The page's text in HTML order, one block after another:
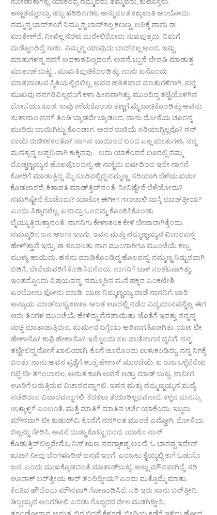
ನೋಡಾಕಾಗಲ್ಲ. ಯಾಕಂದ್ರೆ ನಮ್ಮವರು, ತಮ್ಮವರು, ಕುಲೊಸ್ತರು,
ಅಣ್ಣತಮ್ಮಂದ್ರು, ಹಬ್ಬ ಹರಿದಿನಗಳು, ಅನ್ನುವಂತ ಕಕ್ಕುಲಾತಿ ಅಂಬೋದು.
ನಮ್ಮನ್ನ ಬಾದ್‌ಸಂಗೆ ನಿಮ್ಮುನ್ನ ಬಾದ್‌ಸಲ್ಲ ಕಣಣ್ಣ, ಅದಿಕ್ಕೆ ನಾನು ಈ
ಮಾತೇಳ್‌ದೆ. ನೀವೆಲ್ಲ ನೆರಳು ಮರೇಲಿರೋರು ಸುಖಪುತ್ರರು, ನಿಮಗೆ
ದುಡ್ಡೊಂದಿದ್ರೆ ಸಾಕು, ನಿಮ್ಮನ್ನ ಯಾವುದು ಬಾದ್‌ಸಲ್ಲ ಅಂದ. ಇಷ್ಟು
ಮಾತುಗಳನ್ನ ನನಗೆ ಅವಕಾಶವಿಲ್ಲದಂಗೆ. ಅವನೊಬ್ಬನೆ ಲೇವಡಿ ಮಾಡುತ್ತ
ಮಾತಾಡ್ ಬುಟ್ಟ . ಮುಖ ಕಿವುಚಿಕೊಂಡಿತ್ತು. ನಾನು ಏನೊಂದು
ಮಾತನಾಡುವ ಸ್ಥಿತಿಯಲ್ಲಿರಲಿಲ್ಲ. ಅವನ ಹರಿತವಾದ ಮಾತುಗಳಿಗಾಗಿ, ನನ್ನ
ಮುಖವು ನನಗರಿವಿಲ್ಲದಂಗೆ ಕಳಾ ಹೀನವಾಗಿತ್ತು. ಮುಂದಿದ್ದ ತಟ್ಟೆಯೊಳಗಿನ
ದೋಸೆಯು ಕೂಡ, ಕಾವು ಕಳೆದುಕೊಂಡು ತಣ್ಣಗೆ ಮೈ ಚಾಚಿಕೊಂಡಿತ್ತು.ಅವನು
ಸುತಾರಾಂ ನನಗೆ ತಿಂಡಿ ಬ್ಯಾಡವೇ ಬ್ಯಾಡಂದ, ನಾನು ದೋಸೆಯ ಚೂರನ್ನ
ಮುರಿದು ಬಾಯಿಗಿಟ್ಟು ಕೊಂಡಾಗ. ಅದರ ರುಚಿಯೆ ಸರಿಯಾಗ್ಲಿಲ್ಲವೊ? ನನ್
ಬಾಯೆ ರುಚಿಕಳಕಂತೊ? ನಾಗನ ಬಾಯಿಂದ ಬಂದ ಎಲ್ಲ ಮಾತುಗಳು, ನನ್ನ
ಮನಸ್ಸನ್ನ ಅಪ್ಪಟವಾಗಿ ಕುಕ್ಕಿದವು. ಅದು ಯಾಕೆಂದರೆ ಊರಲ್ಲಿ ನಮ್ಮ
ದೊಡ್ಡಣ್ಣಯ್ಯನ ಹೊಲವೊಂದನ್ನ, ಈ ನಾಕೈದು ವರ್ಷದಿಂದ ಇದೇ ನಾಗನೆ
ಕೋರಿಗೆ ಮಾಡುತ್ತಿದ್ದ. ಮೈಸೂರಿನಲ್ಲಿದ್ದ ನಮ್ಮಣ್ಣ, ಸರಿಯಾಗಿ ಬೆಳೆಯ ಖರ್ಚು
ಕೊಡಲಾರದೆ, ಕಿತಾಪತಿ ಮಾಡ್‌ತ್ತಿದ್‌ನಂತೆ. ನೀನಿಷ್ಟೇನೆ ಬೆಳೆಯೋದು?
ನಮಗಿಷ್ಟೇನೆ ಕೊಡೊದು? ಯಾಕೋ ಈಗೀಗ ಗಾಂಚಾಲಿ ಜಾಸ್ತಿ ಮಾಡ್‌ತ್ತೀಯ?
ಎಂದು ಸಿಕ್ಕಾಗಲೆಲ್ಲ, ಏನಾದ್ರು ಒಂದನ್ನು ಕೊಂಕಿಸಿಕೊಂಡು
ಬೈಯ್ಯುತ್ತಿರುತ್ತಾನಂತೆ. ನಾಗನಿಗು ಕೇಳಾತಂಕ ಕೇಳಿ ಬೇಜಾರಾಗಿತ್ತೆಂದು,
ನಮ್ಮೂರಿನ ಜನ ಅಂಗು ಇಂಗು, ಇವನ ಮತ್ತು ನಮ್ಮಣ್ಣಯ್ಯನ ವಿಚಾರವನ್ನ
ಹೇಳ್‌ತ್ತಾನೆ ಇದ್ರು. ಈ ಸಲವಂತು ನಾಗ ಮುಂಗಾರಿಗೂ ಮುಂಚೆಯೆ ಕಲ್ಲು
ಮುಳ್ಳು ಹಾಯಿದು. ಹಸನು ಮಾಡಿಕೊಂಡಿದ್ದ ಹೊಲವನ್ನ, ನಮ್ಮಣ್ಣ ನಿಷ್ಟುರವಾಗಿ
ಬಿಡಿಸಿ, ಬೇರೆಯವರಿಗೆ ಕೊಡಿಸಿದನೆಂದು, ನಾಗನಿಗೆ ಬಾಳ ಸಂಕಟವಾಗಿತ್ತು.
ಇಂತದ್ದೊಂದು ವಿಷಯವನ್ನ, ನಮ್ಮೂರಿನ ಮನೆ ಪಕ್ಕದ ಎಂಕಟೇಶಿ
ಎಂಬೋನು ಫೋನು ಮಾಡಿ. ಯಣ ನಿಮ್ಮಣ್ಣಯ್ಯ ವಾಡೆ ನಾಗನಿಗೆ. ಬಾರಿ
ಅನ್ಯಾಯ ಮಾಡ್‌ಬುಟ್ಟ ಕಣಣ. ಅಂತ ಊರಲ್ಲಿ ನಡೆದ ವಿದ್ಯಮಾನವನ್ನೆಲ್ಲ. ಈಗ
ಆರು ತಿಂಗಳ ಮುಂಚೆಯೆ ಹೇಳಿದ್ದು ನೆನಪಾಯಿತು. ಜೊತೆಗೆ ಇವತ್ತು ನನ್ನನ್ನ
ಚುಚ್ಚಿ ಮಾತಾಡುತ್ತಿರುವ. ಮರ್ಮದ ಬಗ್ಗೆಯು ಅರಿವಾಗತೊಡಗಿತು. ಯಣ ಟೀ
ಹೇಳಾನೊ? ಕಾಫಿ ಹೇಳಾನೊ? ಇನ್ನೊಂದು ಸಲ ವಾಡೆನಾಗನ ದ್ವನಿಗೆ, ನನ್ನ
ತಟ್ಟೇಲಿದ್ದ ದೋಸೆ ಖಾಲಿಯಾಗಿ, ಕೊನೆ ಚೂರೊಂದು ಉಳುಕಂಡಿದ್ದು. ನನ್ನ ನಿಗಕ್ಕೆ
ಬಂತು. ನಾನು ಅವನ ಪ್ರಶ್ನೆಗೆ ಉತ್ರ ಹೇಳಾಕ್ ಮುಂಚೆಯೆ. ಏ ರಾಜ ಒಳ್ಳೆವೆರೆಡು
ಗಟ್ಟಿ ಟೀ ತಗಂಬಾರಲ, ಅನುತ ಕೂಗಿ ಅವನೆ ಆಡ್ರು ಮಾಡ್ ಬುಟ್ಟ. ನಾನೀಗ
ಊರಿಗೆ ಬರುತ್ತಿರುವ ವಿಚಾರವನ್ನಾಗಲಿ. ಇವನ ಮತ್ತು ನಮ್ಮಣ್ಣಯ್ಯನ ಮದ್ಯೆ
ನಡೆದಿರುವ ವಿಚಾರವನ್ನಾಗಲಿ. ಕೆದಕಲು ತಯಾರಿಲ್ಲದವನಾದೆ. ಕಳ್ಳನ ಮನಸ್ಸು
ಉಳ್ಳುಳ್ಳಗೆ ಎಂಬಂತೆ, ಮತ್ತೆ ಮಾತಿಗೆ ಮಾತಿನ ಚರ್ಚೆ ಯಾಕೆಂದು. ಇಬ್ಬರು
ಮೌನವಾಗಿ ಟೀ ಕುಡುದ್‌ವಿ. ಕೊನೆಗೆ ನನಗಿಂತ ಮುಂಚೆ ಎದ್ದೋಗಿ, ದೋಸೆಯ
ಬಿಲ್ಲನ್ನು ಸೇರಿಸಿ, ಅವನೆ ದುಡ್ಡು ಕೊಟ್ಟು ಬಂದ. ಯಾಕೊ ನಾನ್
ಕೊಡುತ್ತಿರ್‌ಲಿಲ್ಲವೇನೊ, ನಿನ್ ಋಣ ನನಗ್ಯಾಕಪ್ಪ ಅಂದೆ. ಓ ಬಾರಪ್ಪ ಇದೇನ್
ಋಣ? ನೀವು ಬೆಂಗಳೂರಿನ್ ಜನವೆ ಇಂಗೆ, ಎಂಜಲು ಕೈಯ್ಯಲ್ಲಿ ಕಾಗೆ ಓಡುಸೊ
ಜನ, ಎಂದು ಮುಖಕ್ಕೊಡದಂತೆ ಮಾತಾಡ್‌ಬುಟ್ಟ. ಅಲ್ಲು ಮೌನವಾಗಿದ್ದೆ, ಸರಿ
ಊರಾಕ್ ಬರ್‌ತ್ತೀಯ ಕಾರ್ ತಂದಿದ್ದೀಯ? ಎಂದು ಮತ್ತೊಮ್ಮೆ ಮಾತು,
ಕೆದಕಿದ ಹೌದೆಂದು ಮೌನವಾಗಿ ಗೋಣಾಡಿಸಿದೆ, ಸರಿ ಇರು ನಾನು ಬರ್‌ತ್ತೀನಿ,
ಡಿಬ್ಬಯ್ಯನ ಅಂಗಡೀಲಿ ಎರಡು ಗೊಬ್ಬರದ ಚೀಲ ಮಡಗಿದ್ದೀನಿ,